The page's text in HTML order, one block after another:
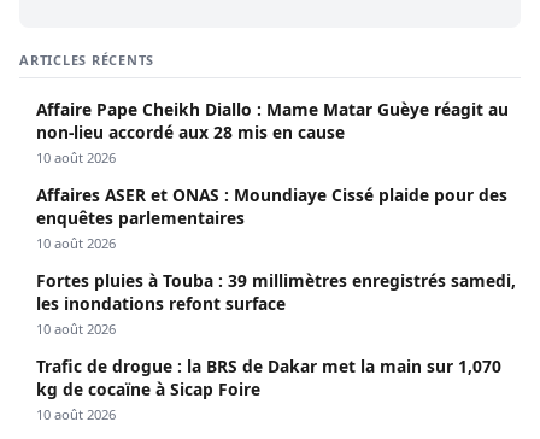
ARTICLES RÉCENTS
Affaire Pape Cheikh Diallo : Mame Matar Guèye réagit au
non-lieu accordé aux 28 mis en cause
10 août 2026
Affaires ASER et ONAS : Moundiaye Cissé plaide pour des
enquêtes parlementaires
10 août 2026
Fortes pluies à Touba : 39 millimètres enregistrés samedi,
les inondations refont surface
10 août 2026
Trafic de drogue : la BRS de Dakar met la main sur 1,070
kg de cocaïne à Sicap Foire
10 août 2026